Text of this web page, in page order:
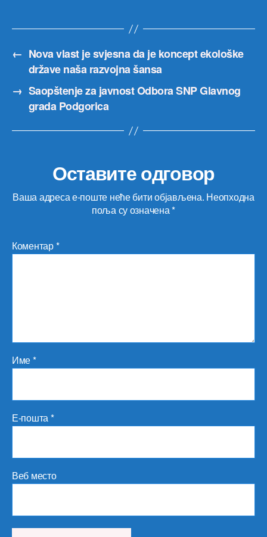
← Nova vlast je svjesna da je koncept ekološke
države naša razvojna šansa
→ Saopštenje za javnost Odbora SNP Glavnog
grada Podgorica
Оставите одговор
Ваша адреса е-поште неће бити објављена. Неопходна
поља су означена*
Коментар*
Име*
Е-пошта*
Веб место